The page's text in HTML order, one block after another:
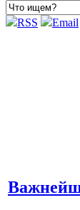
RSS Email